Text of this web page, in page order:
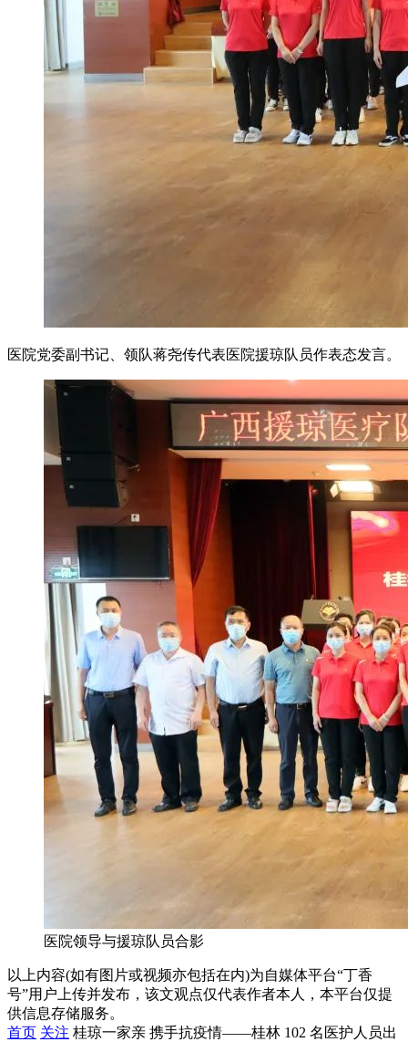
医院党委副书记、领队蒋尧传代表医院援琼队员作表态发言。
医院领导与援琼队员合影
以上内容(如有图片或视频亦包括在内)为自媒体平台“丁香
号”用户上传并发布，该文观点仅代表作者本人，本平台仅提
供信息存储服务。
首页 关注 桂琼一家亲 携手抗疫情——桂林 102 名医护人员出